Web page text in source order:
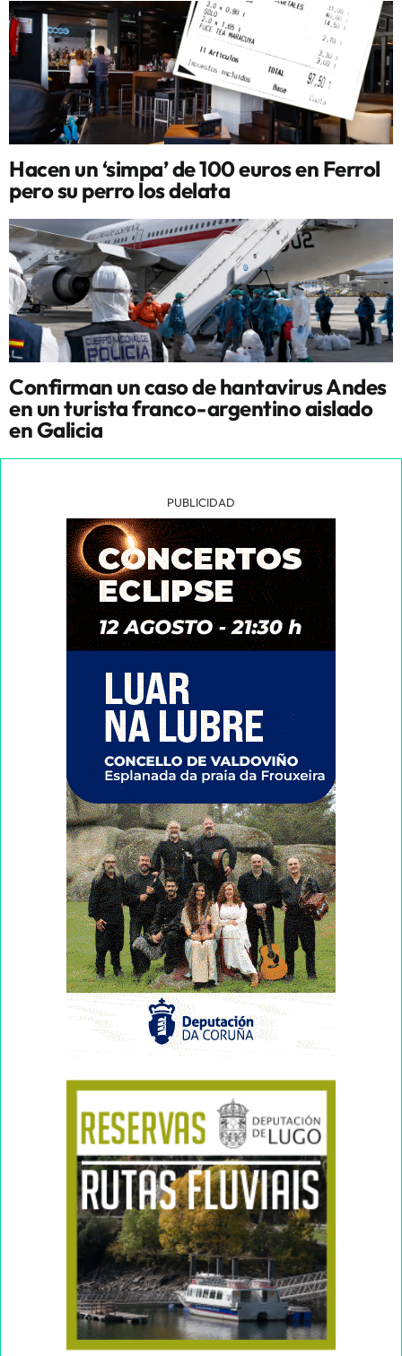
Hacen un ‘simpa’ de 100 euros en Ferrol
pero su perro los delata
Confirman un caso de hantavirus Andes
en un turista franco-argentino aislado
en Galicia
PUBLICIDAD